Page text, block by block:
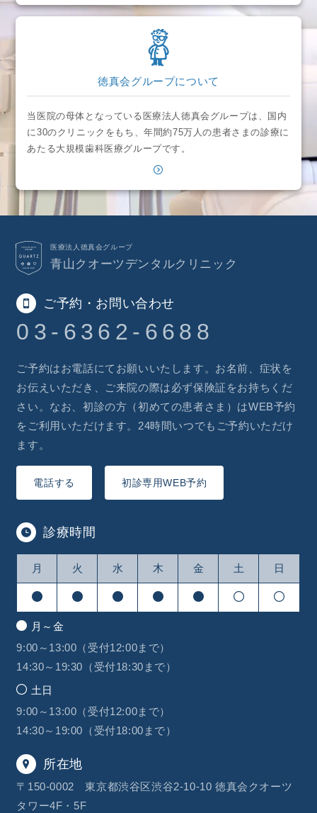
徳真会グループについて
当医院の母体となっている医療法人徳真会グループは、国内
に30のクリニックをもち、年間約75万人の患者さまの診療に
あたる大規模歯科医療グループです。
医療法人徳真会グループ
青山クオーツデンタルクリニック
ご予約・お問い合わせ
03-6362-6688
ご予約はお電話にてお願いいたします。お名前、症状を
お伝えいただき、ご来院の際は必ず保険証をお持ちくだ
さい。なお、初診の方（初めての患者さま）はWEB予約
をご利用いただけます。24時間いつでもご予約いただけ
ます。
電話する 初診専用WEB予約
診療時間
月 火 水 木 金 土 日
月～金
9:00～13:00（受付12:00まで）
14:30～19:30（受付18:30まで）
土日
9:00～13:00（受付12:00まで）
14:30～19:00（受付18:00まで）
所在地
〒150-0002 東京都渋谷区渋谷2-10-10 徳真会クオーツ
タワー4F・5F